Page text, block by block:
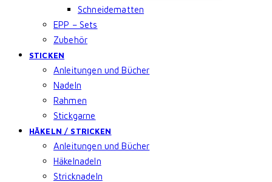
Schneidematten
EPP – Sets
Zubehör
STICKEN
Anleitungen und Bücher
Nadeln
Rahmen
Stickgarne
HÄKELN / STRICKEN
Anleitungen und Bücher
Häkelnadeln
Stricknadeln